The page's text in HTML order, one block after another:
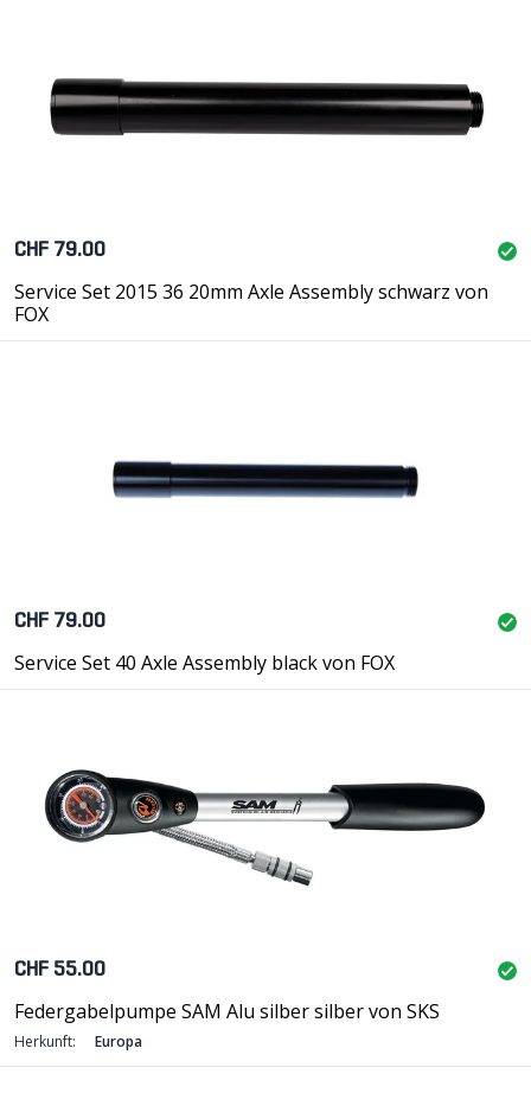
CHF 79.00
Service Set 2015 36 20mm Axle Assembly schwarz von
FOX
CHF 79.00
Service Set 40 Axle Assembly black von FOX
CHF 55.00
Federgabelpumpe SAM Alu silber silber von SKS
Herkunft: Europa